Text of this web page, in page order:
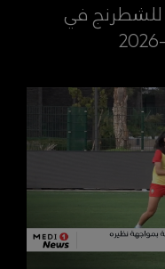
للشطرنج في